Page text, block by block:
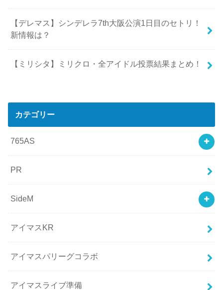
【デレマス】シンデレラ7th大阪公演1日目のセトリ！
新情報は？
【ミリシタ】ミリクロ・全アイドル投票結果まとめ！
カテゴリー
765AS
PR
SideM
アイマスKR
アイマスパリーグコラボ
アイマスライブ準備